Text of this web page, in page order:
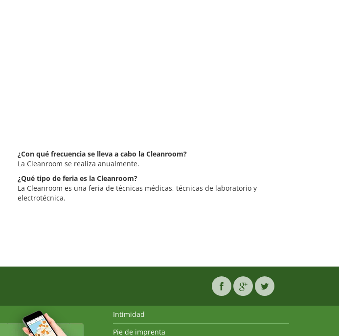
¿Con qué frecuencia se lleva a cabo la Cleanroom?
La Cleanroom se realiza anualmente.
¿Qué tipo de feria es la Cleanroom?
La Cleanroom es una feria de técnicas médicas, técnicas de laboratorio y
electrotécnica.
Intimidad
Pie de imprenta